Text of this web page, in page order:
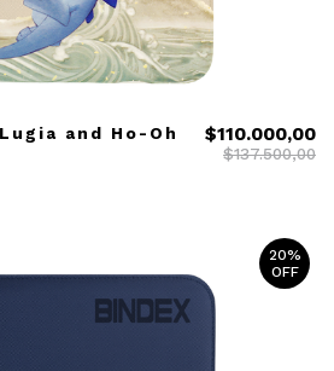
and Ho-Oh $110.000,00
$137.500,00
20%
OFF